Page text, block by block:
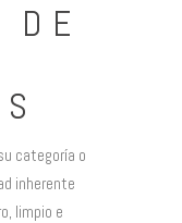
DE
categoría o
inherente
limpio e